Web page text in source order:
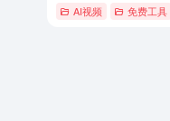
AI视频 免费工具